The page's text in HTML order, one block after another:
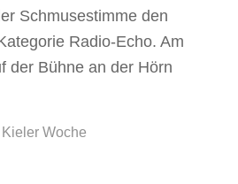
Schmusestimme den
Radio-Echo. Am
der Bühne an der Hörn
Kieler Woche